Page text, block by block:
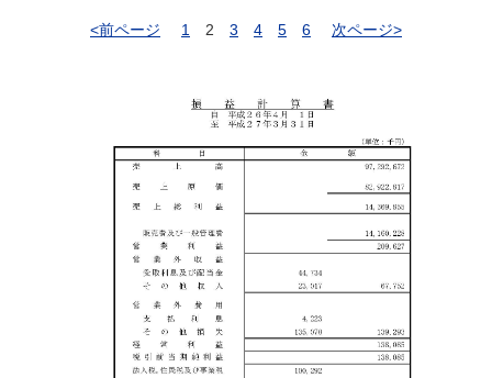
<前ページ 1 2 3 4 5 6 次ページ>